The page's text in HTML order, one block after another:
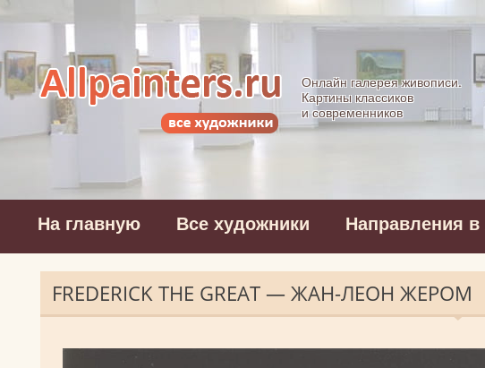
Allpainters.ru - картинная
Онлайн галерея живописи.
Картины классиков
и современников
На главную Все художники Направления
FREDERICK THE GREAT — ЖАН-ЛЕОН ЖЕРОМ